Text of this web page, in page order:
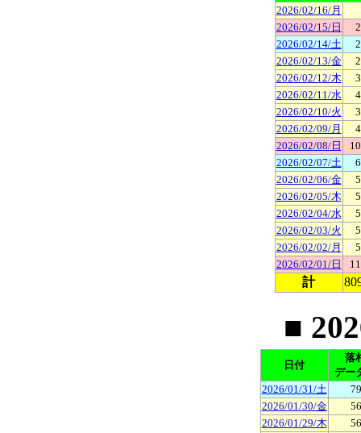
2026/02/16/月
2026/02/15/日
2026/02/14/土
2026/02/13/金
2026/02/12/木
2026/02/11/水
2026/02/10/火
2026/02/09/月
2026/02/08/日
2026/02/07/土
2026/02/06/金
2026/02/05/木
2026/02/04/水
2026/02/03/火
2026/02/02/月
2026/02/01/日
計
■
日付
落
デー
2026/01/31/土
2026/01/30/金
2026/01/29/木